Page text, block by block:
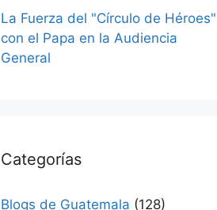
La Fuerza del "Círculo de Héroes"
con el Papa en la Audiencia
General
Categorías
Blogs de Guatemala (128)